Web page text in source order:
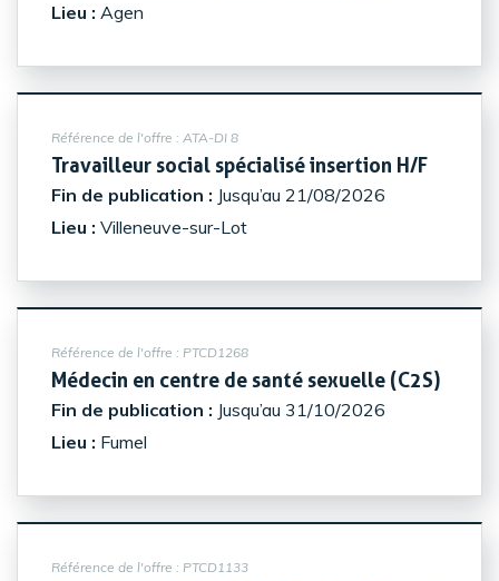
Lieu : Agen
Référence de l'offre : ATA-DI 8
Travailleur social spécialisé insertion H/F
Fin de publication : Jusqu’au 21/08/2026
Lieu : Villeneuve-sur-Lot
Référence de l'offre : PTCD1268
Médecin en centre de santé sexuelle (C2S)
Fin de publication : Jusqu’au 31/10/2026
Lieu : Fumel
Référence de l'offre : PTCD1133